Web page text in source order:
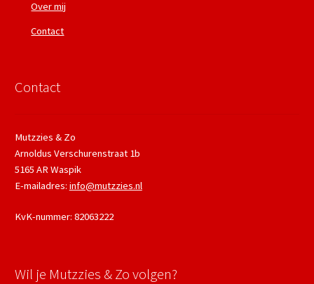
Over mij
Contact
Contact
Mutzzies & Zo
Arnoldus Verschurenstraat 1b
5165 AR Waspik
E-mailadres: info@mutzzies.nl
KvK-nummer: 82063222
Wil je Mutzzies & Zo volgen?